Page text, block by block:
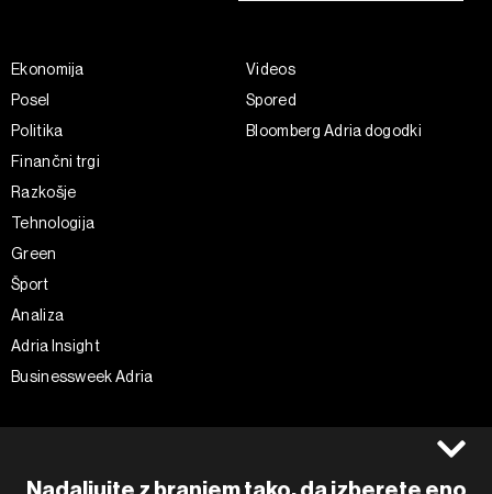
Ekonomija
Posel
Politika
Finančni trgi
Razkošje
Tehnologija
Green
Šport
Analiza
Adria Insight
Businessweek Adria
Videos
Spored
Bloomberg Adria dogodki